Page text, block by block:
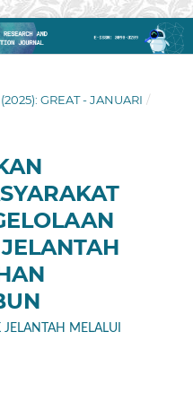
GREAT - JANUARI /
MELALUI